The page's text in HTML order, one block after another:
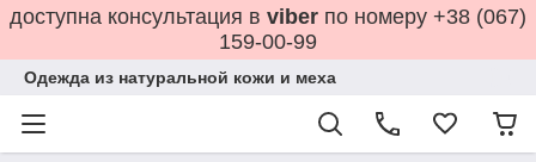
доступна консультация в viber по номеру +38 (067)
159-00-99
Одежда из натуральной кожи и меха